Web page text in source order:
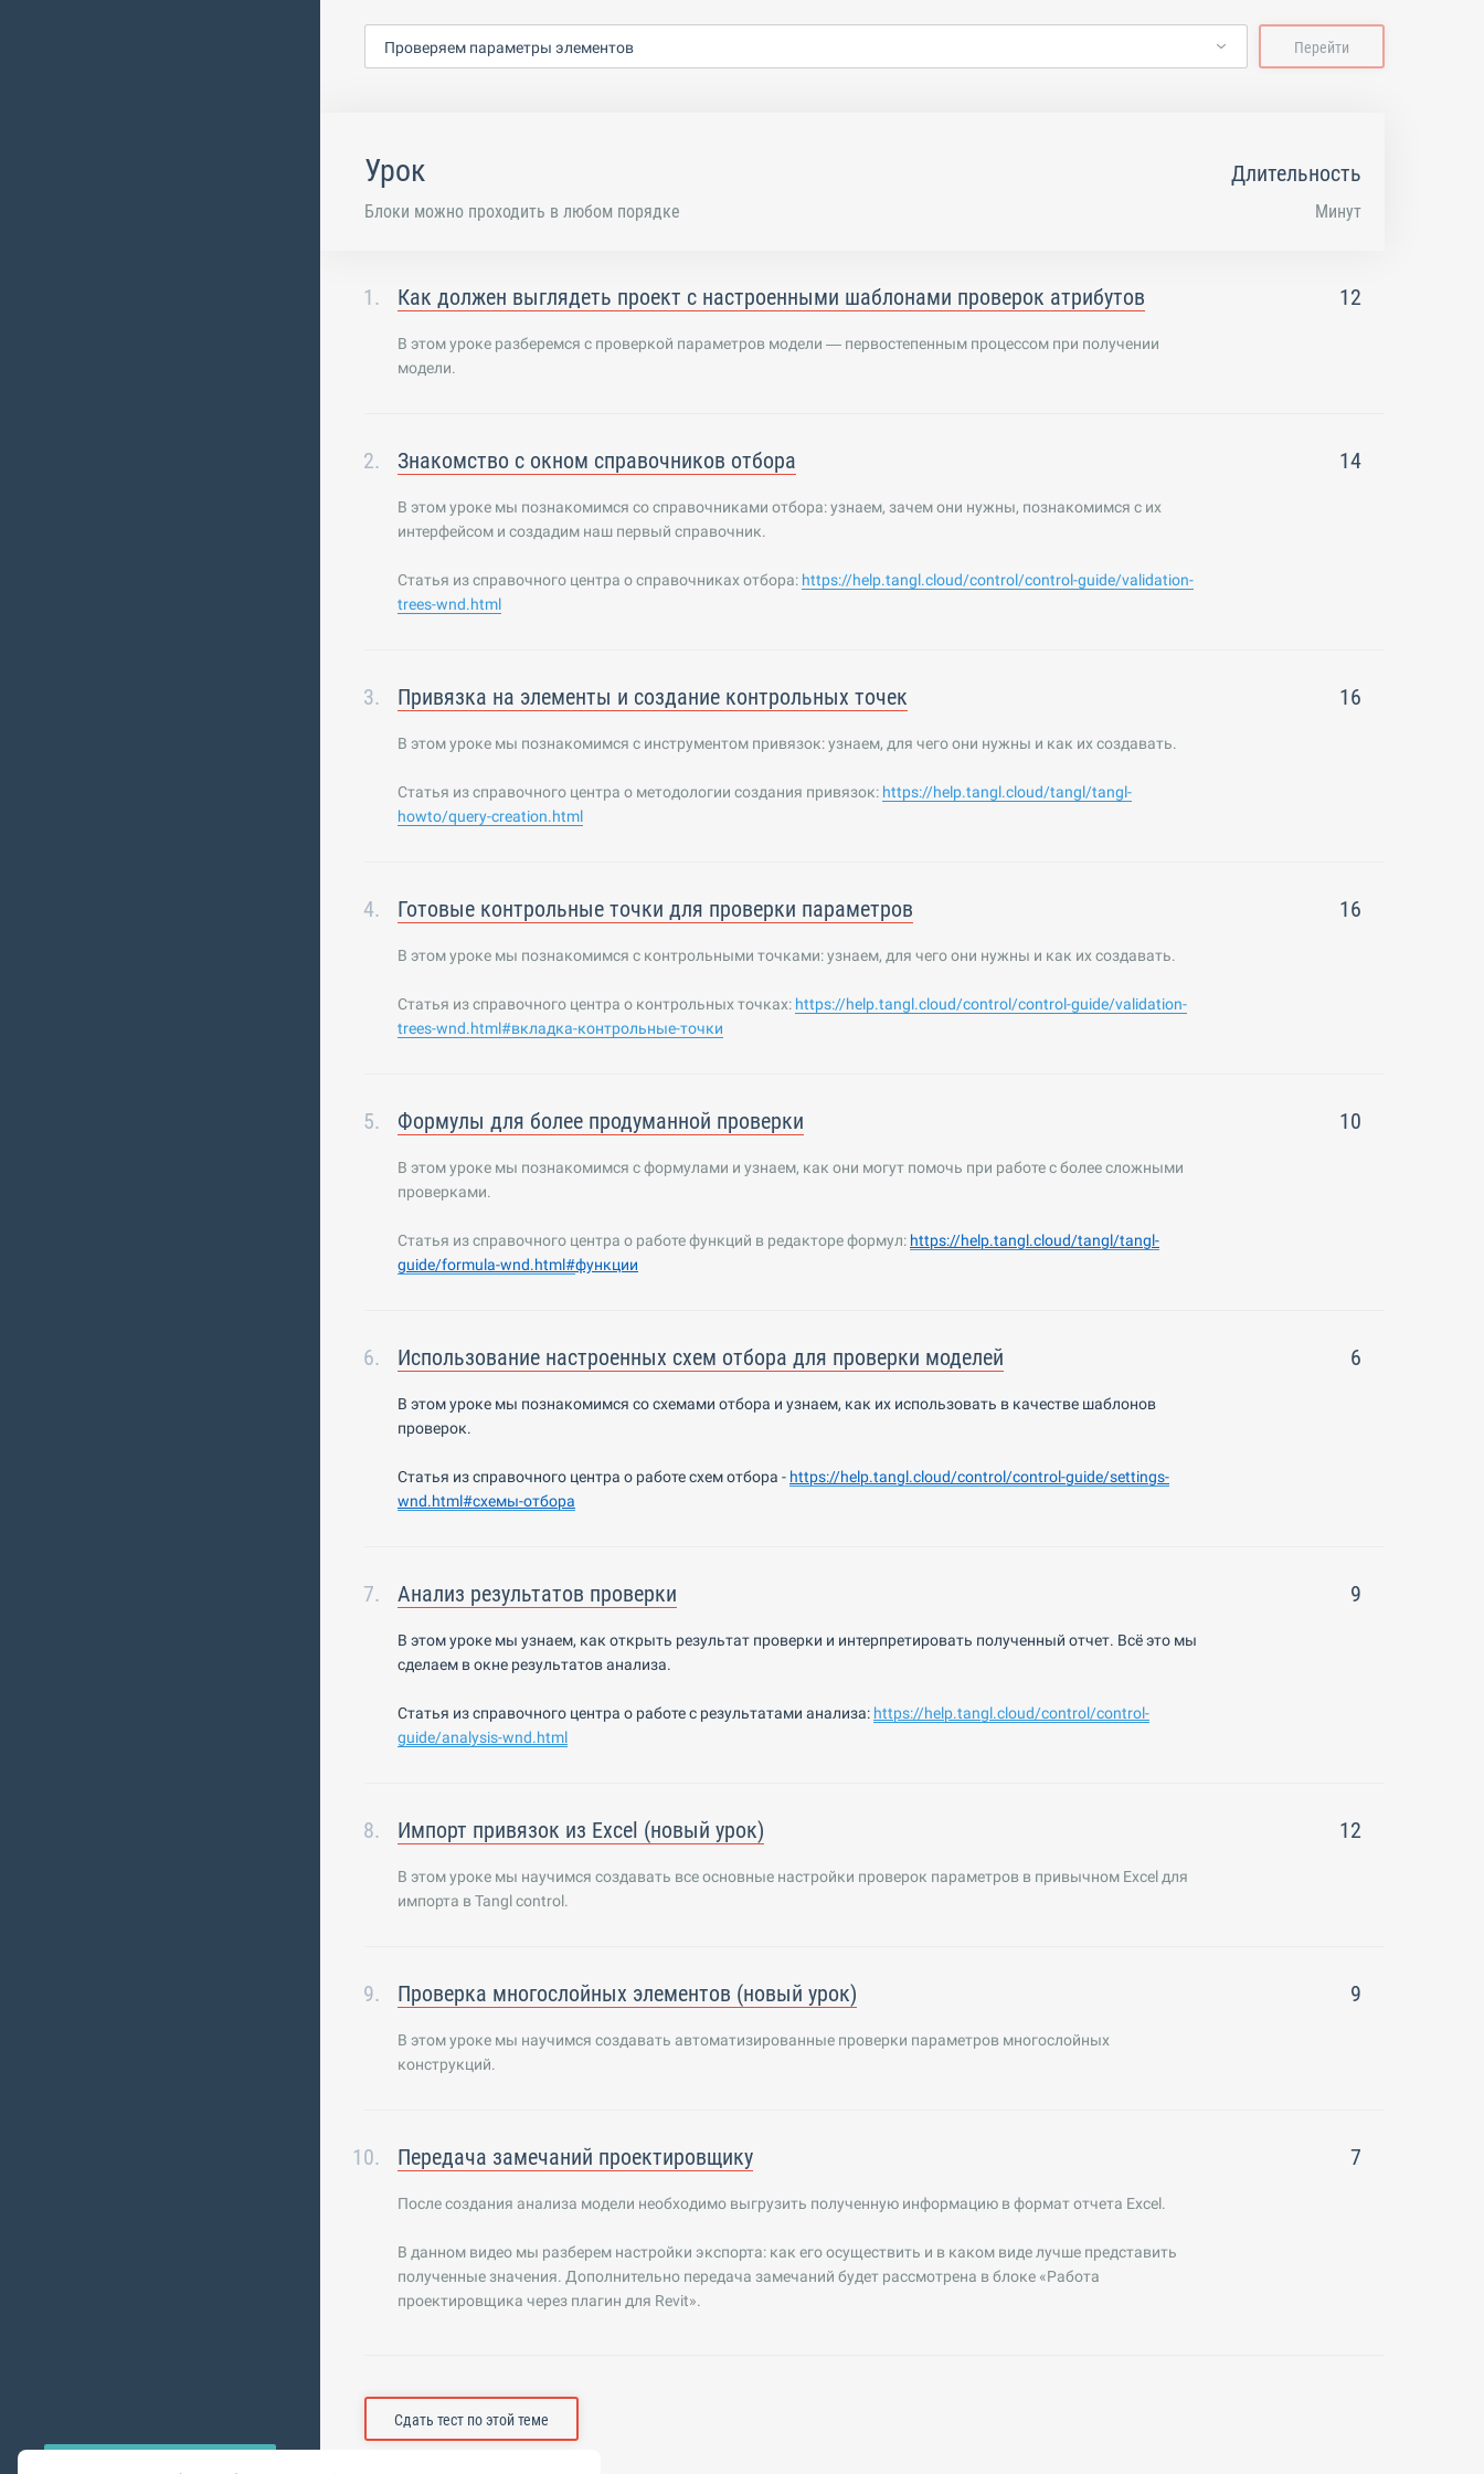
Проверяем параметры элементов Перейти
Урок
Блоки можно проходить в любом порядке
Длительность
Минут
Как должен выглядеть проект с настроенными шаблонами проверок атрибутов 12
В этом уроке разберемся с проверкой параметров модели — первостепенным процессом при получении
модели.
Знакомство с окном справочников отбора 14
В этом уроке мы познакомимся со справочниками отбора: узнаем, зачем они нужны, познакомимся с их
интерфейсом и создадим наш первый справочник.
Статья из справочного центра о справочниках отбора: https://help.tangl.cloud/control/control-guide/validation-
trees-wnd.html
Привязка на элементы и создание контрольных точек 16
В этом уроке мы познакомимся с инструментом привязок: узнаем, для чего они нужны и как их создавать.
Статья из справочного центра о методологии создания привязок: https://help.tangl.cloud/tangl/tangl-
howto/query-creation.html
Готовые контрольные точки для проверки параметров 16
В этом уроке мы познакомимся с контрольными точками: узнаем, для чего они нужны и как их создавать.
Статья из справочного центра о контрольных точках: https://help.tangl.cloud/control/control-guide/validation-
trees-wnd.html#вкладка-контрольные-точки
Формулы для более продуманной проверки 10
В этом уроке мы познакомимся с формулами и узнаем, как они могут помочь при работе с более сложными
проверками.
Статья из справочного центра о работе функций в редакторе формул: https://help.tangl.cloud/tangl/tangl-
guide/formula-wnd.html#функции
Использование настроенных схем отбора для проверки моделей 6
В этом уроке мы познакомимся со схемами отбора и узнаем, как их использовать в качестве шаблонов
проверок.
Статья из справочного центра о работесхем отбора - https://help.tangl.cloud/control/control-guide/settings-
wnd.html#схемы-отбора
Анализ результатов проверки 9
В этом уроке мы узнаем, как открыть результат проверки и интерпретировать полученный отчет. Всё это мы
сделаем в окне результатов анализа.
Статья из справочного центра о работес результатами анализа: https://help.tangl.cloud/control/control-
guide/analysis-wnd.html
Импорт привязок из Excel (новый урок) 12
В этом уроке мы научимся создавать все основные настройки проверок параметров в привычном Excel для
импорта в Tangl control.
Проверка многослойных элементов (новый урок) 9
В этом уроке мы научимся создавать автоматизированные проверки параметров многослойных
конструкций.
Передача замечаний проектировщику 7
После создания анализа модели необходимо выгрузить полученную информацию в формат отчета Excel.
В данном видео мы разберем настройки экспорта: как его осуществить и в каком виде лучше представить
полученные значения. Дополнительно передача замечаний будет рассмотрена в блоке «Работа
проектировщика через плагин для Revit».
Сдать тест по этой теме